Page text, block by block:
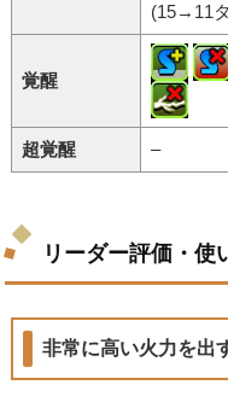
(15→11
覚醒
超覚醒 –
リーダー評価・使
非常に高い火力を出